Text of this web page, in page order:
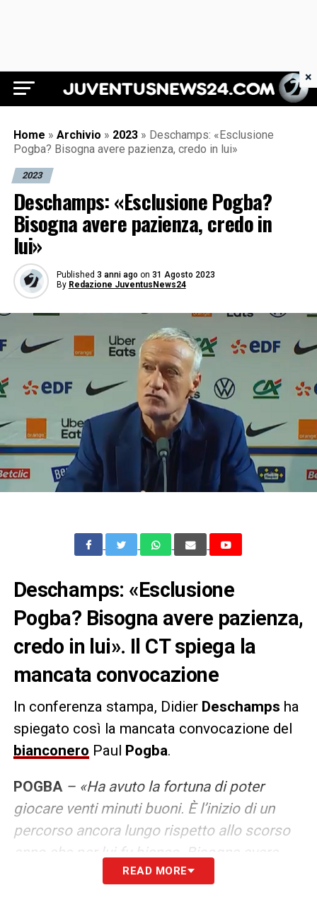
Juventus News 24
Home » Archivio » 2023 » Deschamps: «Esclusione
Pogba? Bisogna avere pazienza, credo in lui»
2023
Deschamps: «Esclusione Pogba?
Bisogna avere pazienza, credo in
lui»
Published 3 anni ago on 31 Agosto 2023
By Redazione JuventusNews24
Deschamps: «Esclusione
Pogba? Bisogna avere pazienza,
credo in lui». Il CT spiega la
mancata convocazione
In conferenza stampa, Didier Deschamps ha
spiegato così la mancata convocazione del
bianconero Paul Pogba.
POGBA – «Ha avuto la fortuna di poter
giocare venti minuti buoni. È l’inizio di un
percorso ancora lungo rispetto allo scorso
anno che per lui fu bianco. Bisogna avere
pazienza ma io credo in lui e nella sua
READ MORE
×